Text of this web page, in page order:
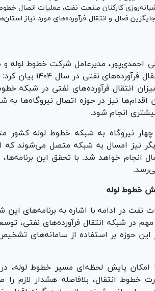
کارکنان صنعت نفت، عملیات اتصال
مسیر‌های جایگزین فعال و انتقال فرآورده‌های مورد
احمدی‌پور، مدیرعامل شرکت خطوط لوله و
به اقدام‌های این شرکت در
تلاش شد میزان انتقال فرآورده‌های نفتی در
نیز در حوزه اتصال نیروگاه‌ها به
انجام شود.
نیروگاه به شبکه خطوط لوله کشور
دیگر نیز امسال به شبکه متصل می‌شوند که
انجام خواهد شد. با تحقق این
خطوط لوله
نفت در ادامه با اشاره به برنامه‌های
در شبکه انتقال فرآورده‌های نفتی،
حوزه بر استفاده از سامانه‌های
امکان پایش لحظه‌ای مسیر خطوط لوله،
انتقال، بلافاصله هشدار لازم را